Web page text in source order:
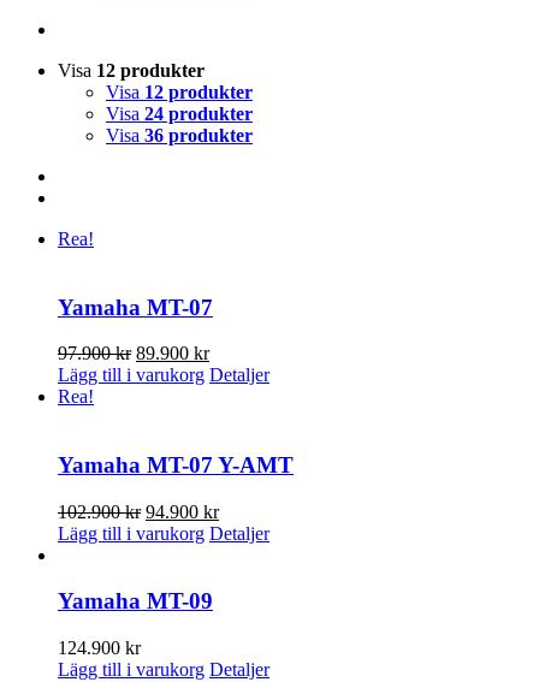
Visa 12 produkter
Visa 12 produkter
Visa 24 produkter
Visa 36 produkter
Rea!
Yamaha MT-07
97.900kr Det
ursprungliga
89.900 krDet
nuvarande
Lägg till i varukorg Detaljer
Rea!
Yamaha MT-07 Y-AMT
102.900kr Det
ursprungliga
102.900 kr.
94.900 krDet
nuvarande
Lägg till i varukorg Detaljer
Yamaha MT-09
124.900 kr
Lägg till i varukorg Detaljer